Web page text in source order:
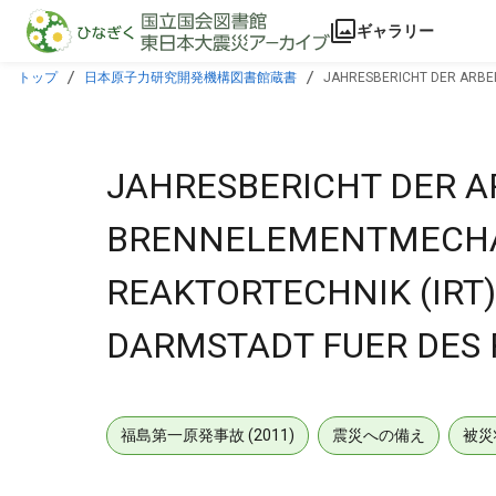
本文に飛ぶ
ギャラリー
トップ 日本原子力研究開発機構図書館蔵書
JAHRESBERICHT DER
JAHRESBERICHT DER
REAKTORTECHNIK
DARMSTADT FUER
福島第一原発事故 (2011) 震災への備え 被災